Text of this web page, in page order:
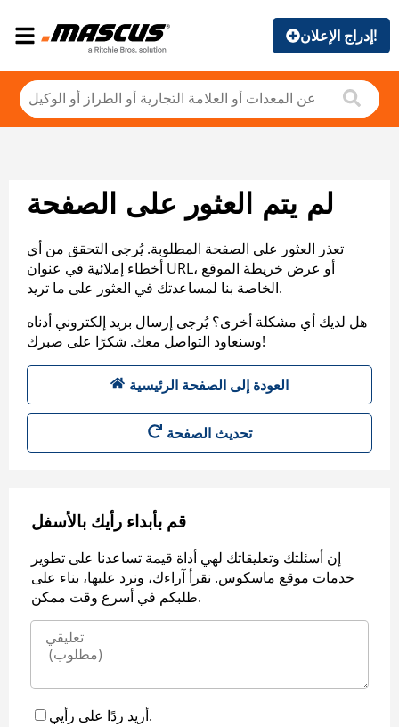
إدراج الإعلان!
لم يتم العثور على الصفحة
تعذر العثور على الصفحة المطلوبة. يُرجى التحقق من أي
أخطاء إملائية في عنوان URL، أو عرض خريطة الموقع
الخاصة بنا لمساعدتك في العثور على ما تريد.
هل لديك أي مشكلة أخرى؟ يُرجى إرسال بريد إلكتروني أدناه
وسنعاود التواصل معك. شكرًا على صبرك!
العودة إلى الصفحة الرئيسية
تحديث الصفحة
قم بأبداء رأيك بالأسفل
إن أسئلتك وتعليقاتك لهي أداة قيمة تساعدنا على تطوير
خدمات موقع ماسكوس. نقرأ آراءك، ونرد عليها، بناء على
طلبكم في أسرع وقت ممكن.
أريد ردًا على رأيي.